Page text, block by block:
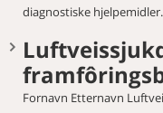
diagnostiske
Fornavn Etternavn